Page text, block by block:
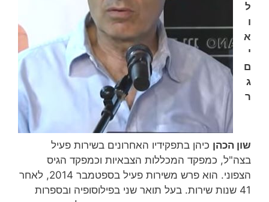
ל
ו
א
י
ם
ג
ר
שון הכהן כיהן בתפקידיו האחרונים בשירות פעיל
בצה"ל, כמפקד המכללות הצבאיות וכמפקד הגיס
הצפוני. הוא פרש משירות פעיל בספטמבר 2014, לאחר
41 שנות שירות‏. בעל תואר שני בפילוסופיה ובספרות